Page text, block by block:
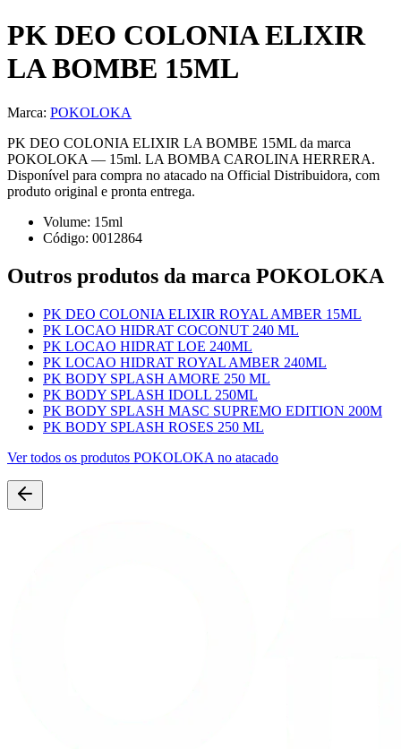
PK DEO COLONIA ELIXIR
LA BOMBE 15ML
Marca: POKOLOKA
PK DEO COLONIA ELIXIR LA BOMBE 15ML da marca
POKOLOKA — 15ml. LA BOMBA CAROLINA HERRERA.
Disponível para compra no atacado na Official Distribuidora, com
produto original e pronta entrega.
Volume: 15ml
Código: 0012864
Outros produtos da marca POKOLOKA
PK DEO COLONIA ELIXIR ROYAL AMBER 15ML
PK LOCAO HIDRAT COCONUT 240 ML
PK LOCAO HIDRAT LOE 240ML
PK LOCAO HIDRAT ROYAL AMBER 240ML
PK BODY SPLASH AMORE 250 ML
PK BODY SPLASH IDOLL 250ML
PK BODY SPLASH MASC SUPREMO EDITION 200M
PK BODY SPLASH ROSES 250 ML
Ver todos os produtos POKOLOKA no atacado